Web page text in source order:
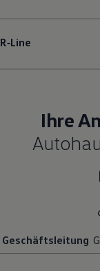
R‑Line
Ihre
Geschäftsleitung